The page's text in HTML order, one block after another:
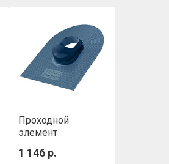
Проходной
элемент
синий
1 146 р.